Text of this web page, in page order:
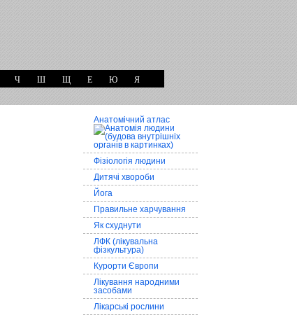
Ч Ш Щ Е Ю Я
Анатомічний атлас
Фізіологія людини
Дитячі хвороби
Йога
Правильне харчування
Як схуднути
ЛФК (лікувальна
фізкультура)
Курорти Європи
Лікування народними
засобами
Лікарські рослини